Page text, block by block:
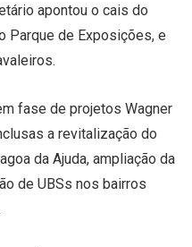
apontou o cais do
Parque de Exposições, e
fase de projetos Wagner
a revitalização do
da Ajuda, ampliação da
de UBSs nos bairros